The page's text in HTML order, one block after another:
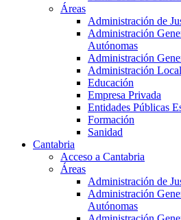
Áreas
Administración de
Administración
Autónomas
Administración
Administración Local
Educación
Empresa Privada
Entidades Públicas
Formación
Sanidad
Cantabria
Acceso a Cantabria
Áreas
Administración de
Administración
Autónomas